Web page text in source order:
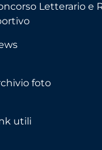
Letterario e
foto
utili